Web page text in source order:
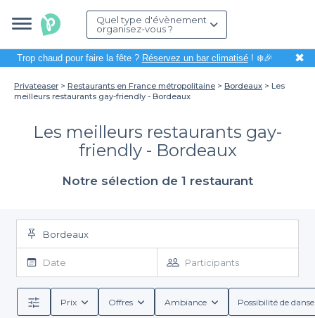
Quel type d'évènement
organisez-vous ?
Trop chaud pour faire la fête ? Réservez un bar climatisé! ❄️🎉 ✖
Privateaser Restaurants en France métropolitaine Bordeaux
Les
meilleurs restaurants gay-friendly - Bordeaux
Les meilleurs restaurants gay-
friendly - Bordeaux
Notre sélection de 1 restaurant
Bordeaux
Date Participants
Prix Offres Ambiance Possibilité de